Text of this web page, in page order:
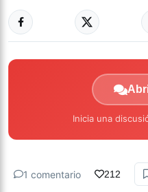
Inicia una
1 comentario 212